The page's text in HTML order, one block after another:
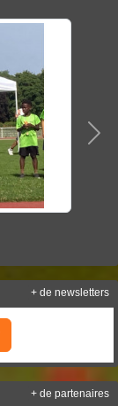
+ de newsletters
+ de partenaires